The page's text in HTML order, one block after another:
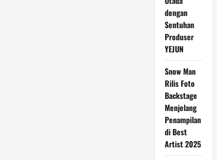
dengan
Sentuhan
Produser
YEJUN
Snow Man
Rilis Foto
Backstage
Menjelang
Penampilan
di Best
Artist 2025